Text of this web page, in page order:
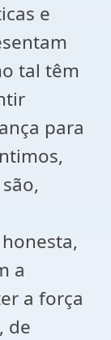
e
tal têm
para
a
a força
de